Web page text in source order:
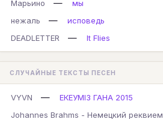
Марьино
—
мы
нежаль
—
исповедь
DEADLETTER
— It Flies
СЛУЧАЙНЫЕ ТЕКСТЫ ПЕСЕН
VYVN —
ЕКЕУМІЗ ГАНА 2015
Johannes Brahms - Немецкий реквием